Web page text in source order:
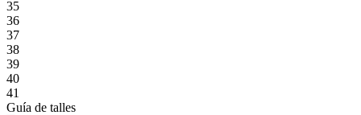
35
36
37
38
39
40
41
Guía de talles